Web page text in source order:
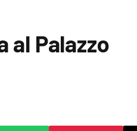
al Palazzo